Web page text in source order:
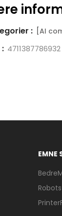
: [AI
: 4711387786932
EMNE